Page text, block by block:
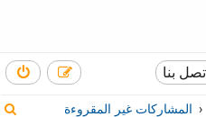
بنا
المشاركات غير المقروءة
ب